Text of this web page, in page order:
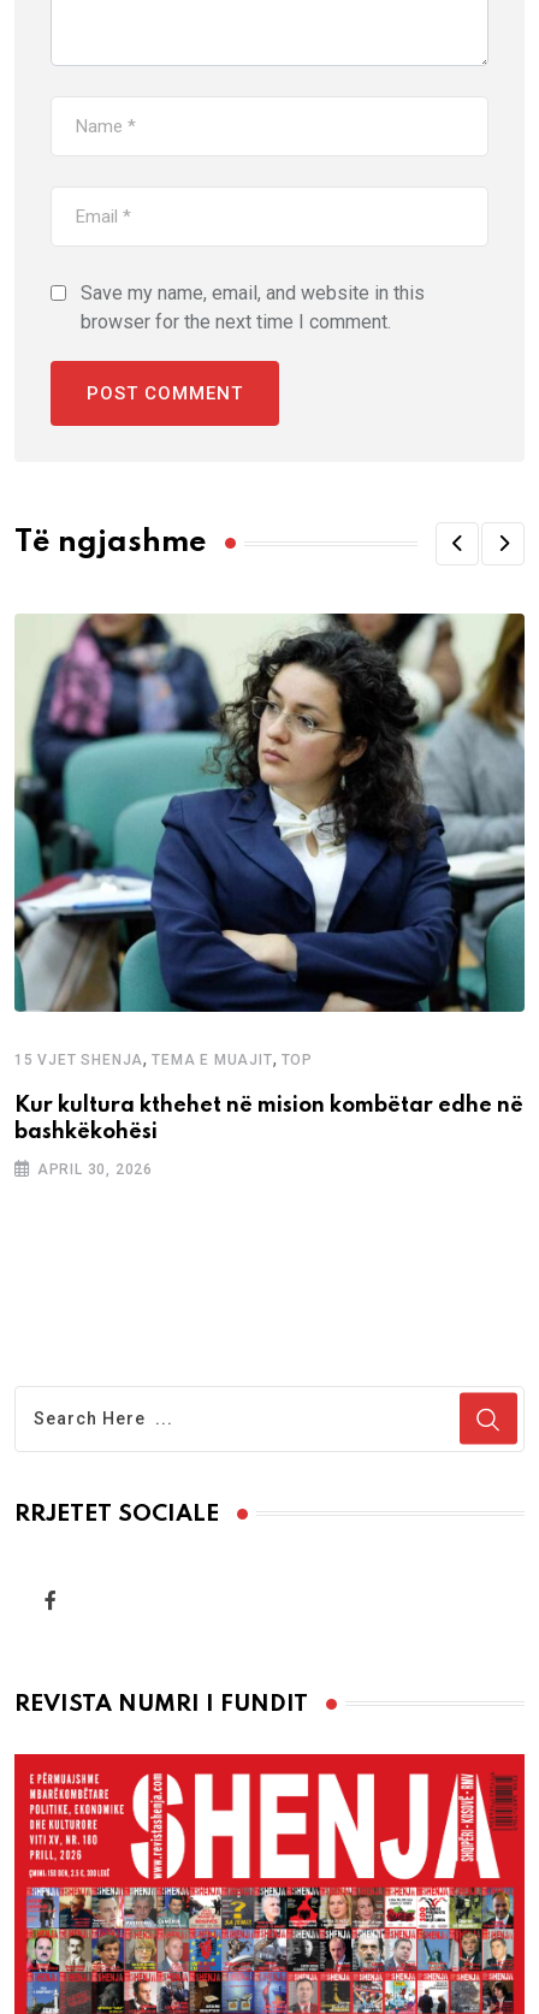
Save my name, email, and website in this
browser for the next time I comment.
Të ngjashme
15 VJET SHENJA,TEMA E MUAJIT, TOP
Kur kultura kthehet në mision kombëtar edhe në
bashkëkohësi
APRIL 30, 2026
RRJETET SOCIALE
REVISTA NUMRI I FUNDIT